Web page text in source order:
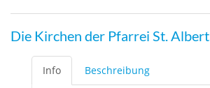
Die Kirchen der Pfarrei St. Albert
Info Beschreibung